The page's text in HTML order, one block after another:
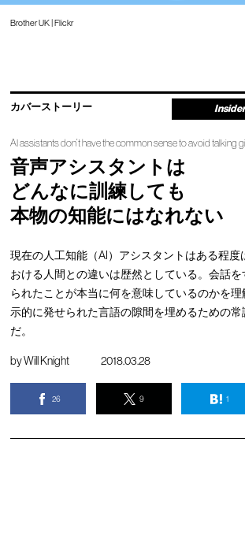
Brother UK | Flickr
カバーストーリー
AI assistants don’t have the common sense to avoid talking
音声アシスタントは
どんなに訓練しても
本物の知能にはなれない
現在の人工知能（AI）アシスタントはある程度
おける人間との違いは歴然としている。会話
られたことが本当に何を意味しているのかを
示的に発せられた言語の隙間を埋めるための
だ。
byWill Knight 2018.03.28
26 9 1